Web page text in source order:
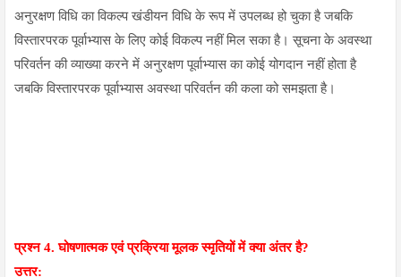
अनुरक्षण विधि का विकल्प खंडीयन विधि के रूप में उपलब्ध हो चुका है जबकि
विस्तारपरक पूर्वाभ्यास के लिए कोई विकल्प नहीं मिल सका है। सूचना के अवस्था
परिवर्तन की व्याख्या करने में अनुरक्षण पूर्वाभ्यास का कोई योगदान नहीं होता है
जबकि विस्तारपरक पूर्वाभ्यास अवस्था परिवर्तन की कला को समझता है।
प्रश्न 4.घोषणात्मक एवं प्रक्रिया मूलक स्मृतियों में क्या अंतर है?
उत्तर: